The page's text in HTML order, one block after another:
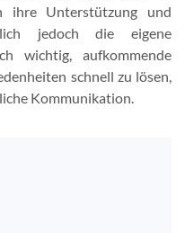
ihre Unterstützung und
jedoch die eigene
wichtig, aufkommende
schnell zu lösen,
Kommunikation.